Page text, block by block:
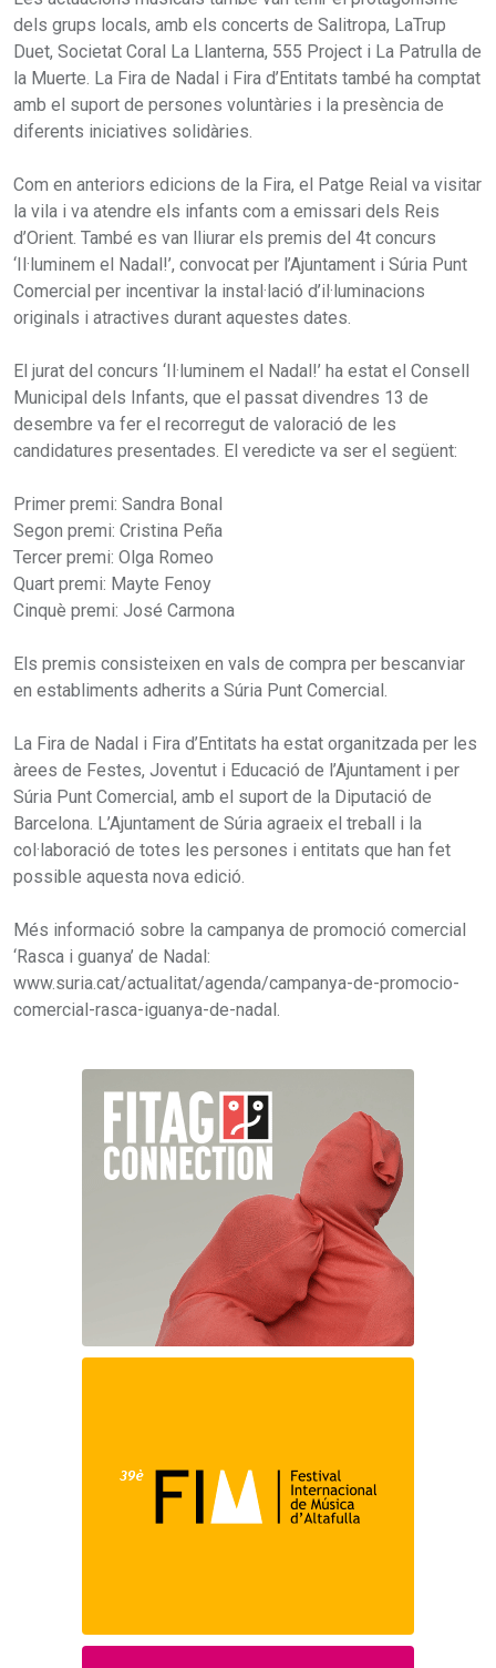
dels grups locals, amb els concerts de Salitropa, LaTrup
Duet, Societat Coral La Llanterna, 555 Project i La Patrulla de
la Muerte. La Fira de Nadal i Fira d’Entitats també ha comptat
amb el suport de persones voluntàries i la presència de
diferents iniciatives solidàries.
Com en anteriors edicions de la Fira, el Patge Reial va visitar
la vila i va atendre els infants com a emissari dels Reis
d’Orient. També es van lliurar els premis del 4t concurs
‘Il·luminem el Nadal!’, convocat per l’Ajuntament i Súria Punt
Comercial per incentivar la instal·lació d’il·luminacions
originals i atractives durant aquestes dates.
El jurat del concurs ‘Il·luminem el Nadal!’ ha estat el Consell
Municipal dels Infants, que el passat divendres 13 de
desembre va fer el recorregut de valoració de les
candidatures presentades. El veredicte va ser el següent:
Primer premi: Sandra Bonal
Segon premi: Cristina Peña
Tercer premi: Olga Romeo
Quart premi: Mayte Fenoy
Cinquè premi: José Carmona
Els premis consisteixen en vals de compra per bescanviar
en establiments adherits a Súria Punt Comercial.
La Fira de Nadal i Fira d’Entitats ha estat organitzada per les
àrees de Festes, Joventut i Educació de l’Ajuntament i per
Súria Punt Comercial, amb el suport de la Diputació de
Barcelona. L’Ajuntament de Súria agraeix el treball i la
col·laboració de totes les persones i entitats que han fet
possible aquesta nova edició.
Més informació sobre la campanya de promoció comercial
‘Rasca i guanya’ de Nadal:
www.suria.cat/actualitat/agenda/campanya-de-promocio-
comercial-rasca-iguanya-de-nadal.